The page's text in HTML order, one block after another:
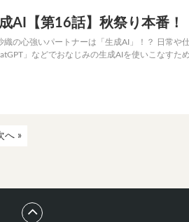
AI【第16話】秋祭り本番！
織の心強いパートナーは「生成AI」！？ 日常や
」などでおなじみの生成AIを使いこなすた
へ »